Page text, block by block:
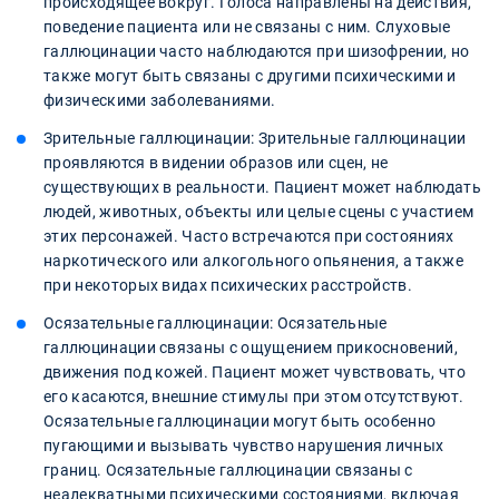
поведение пациента или не связаны с ним. Слуховые
галлюцинации часто наблюдаются при шизофрении, но
также могут быть связаны с другими психическими и
физическими заболеваниями.
Зрительные галлюцинации: Зрительные галлюцинации
проявляются в видении образов или сцен, не
существующих в реальности. Пациент может наблюдать
людей, животных, объекты или целые сцены с участием
этих персонажей. Часто встречаются при состояниях
наркотического или алкогольного опьянения, а также
при некоторых видах психических расстройств.
Осязательные галлюцинации: Осязательные
галлюцинации связаны с ощущением прикосновений,
движения под кожей. Пациент может чувствовать, что
его касаются, внешние стимулы при этом отсутствуют.
Осязательные галлюцинации могут быть особенно
пугающими и вызывать чувство нарушения личных
границ. Осязательные галлюцинации связаны с
неадекватными психическими состояниями, включая